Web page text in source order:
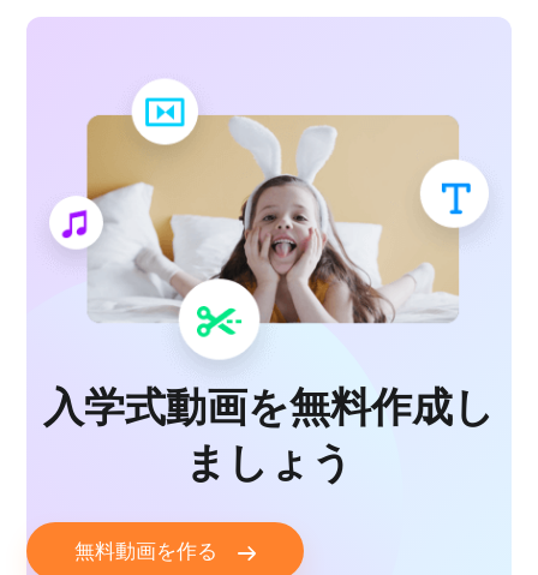
入学式動画を無料作成し
ましょう
無料動画を作る